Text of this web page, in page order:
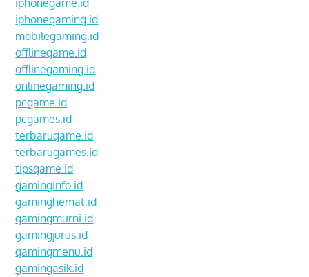
iphonegame.id
iphonegaming.id
mobilegaming.id
offlinegame.id
offlinegaming.id
onlinegaming.id
pcgame.id
pcgames.id
terbarugame.id
terbarugames.id
tipsgame.id
gaminginfo.id
gaminghemat.id
gamingmurni.id
gamingjurus.id
gamingmenu.id
gamingasik.id